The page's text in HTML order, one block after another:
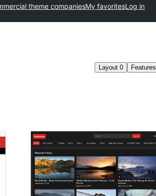
theme companiesMy favoritesLog in
Layout 0 Features